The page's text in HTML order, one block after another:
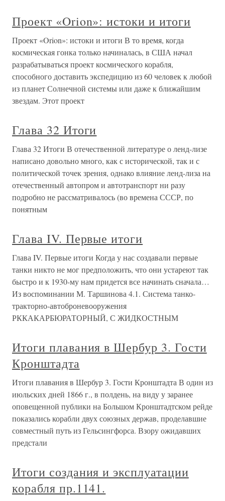
Проект «Orion»: истоки и итоги
Проект «Orion»: истоки и итоги В то время, когда
космическая гонка только начиналась, в США начал
разрабатываться проект космического корабля,
способного доставить экспедицию из 60 человек к любой
из планет Солнечной системы или даже к ближайшим
звездам. Этот проект
Глава 32 Итоги
Глава 32 Итоги В отечественной литературе о ленд-лизе
написано довольно много, как с исторической, так и с
политической точек зрения, однако влияние ленд-лиза на
отечественный автопром и автотранспорт ни разу
подробно не рассматривалось (во времена СССР, по
понятным
Глава IV. Первые итоги
Глава IV. Первые итоги Когда у нас создавали первые
танки никто не мог предположить, что они устареют так
быстро и к 1930-му нам придется все начинать сначала…
Из воспоминании М. Таршинова 4.1. Система танко-
тракторно-автоброневооружения
РККАКАРБЮРАТОРНЫЙ, С ЖИДКОСТНЫМ
Итоги плавания в Шербур 3. Гости
Кронштадта
Итоги плавания в Шербур 3. Гости Кронштадта В один из
июльских дней 1866 г., в полдень, на виду у заранее
оповещенной публики на Большом Кронштадтском рейде
показались корабли двух союзных держав, проделавшие
совместный путь из Гельсингфорса. Взору ожидавших
предстали
Итоги создания и эксплуатации
корабля пр.1141.